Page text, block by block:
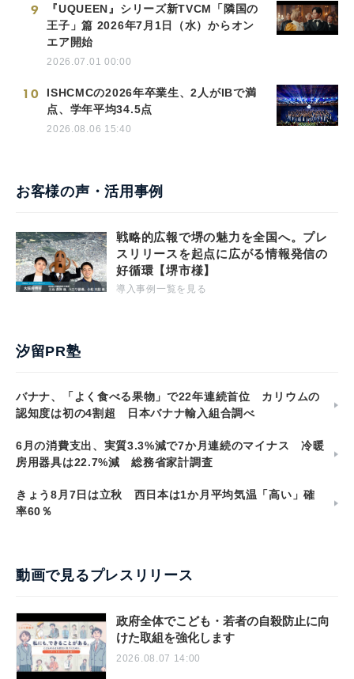
9
『UQUEEN』シリーズ新TVCM「隣国の
王子」篇 2026年7月1日（水）からオン
エア開始
2026.07.01 00:00
10
ISHCMCの2026年卒業生、2人がIBで満
点、学年平均34.5点
2026.08.06 15:40
お客様の声・活用事例
戦略的広報で堺の魅力を全国へ。プレ
スリリースを起点に広がる情報発信の
好循環【堺市様】
導入事例一覧を見る
汐留PR塾
バナナ、「よく食べる果物」で22年連続首位 カリウムの
認知度は初の4割超 日本バナナ輸入組合調べ
6月の消費支出、実質3.3%減で7か月連続のマイナス 冷暖
房用器具は22.7%減 総務省家計調査
きょう8月7日は立秋 西日本は1か月平均気温「高い」確
率60％
動画で見るプレスリリース
政府全体でこども・若者の自殺防止に向
けた取組を強化します
2026.08.07 14:00